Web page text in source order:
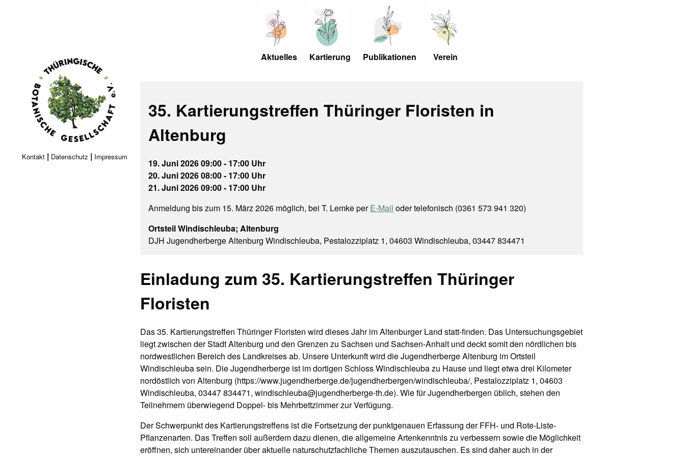
Kontakt| Datenschutz | Impressum
Aktuelles Kartierung Publikationen Verein
35. Kartierungstreffen Thüringer Floristen in
Altenburg
19. Juni 2026 09:00 - 17:00 Uhr
20. Juni 2026 08:00 - 17:00 Uhr
21. Juni 2026 09:00 - 17:00 Uhr
Anmeldung bis zum 15. März 2026 möglich, bei T. Lemke perE-Mail oder telefonisch (0361 573 941 320)
Ortsteil Windischleuba; Altenburg
DJH Jugendherberge Altenburg Windischleuba, Pestalozziplatz 1, 04603 Windischleuba, 03447 834471
Einladung zum 35. Kartierungstreffen Thüringer
Floristen
Das 35. Kartierungstreffen Thüringer Floristen wird dieses Jahr im Altenburger Land statt-finden. Das Untersuchungsgebiet
liegt zwischen der Stadt Altenburg und den Grenzen zu Sachsen und Sachsen-Anhalt und deckt somit den nördlichen bis
nordwestlichen Bereich des Landkreises ab. Unsere Unterkunft wird die Jugendherberge Altenburg im Ortsteil
Windischleuba sein. Die Jugendherberge ist im dortigen Schloss Windischleuba zu Hause und liegt etwa drei Kilometer
nordöstlich von Altenburg (https://www.jugendherberge.de/jugendherbergen/windischleuba/, Pestalozziplatz 1, 04603
Windischleuba, 03447 834471, windischleuba@jugendherberge-th.de). Wie für Jugendherbergen üblich, stehen den
Teilnehmern überwiegend Doppel- bis Mehrbettzimmer zur Verfügung.
Der Schwerpunkt des Kartierungstreffens ist die Fortsetzung der punktgenauen Erfassung der FFH- und Rote-Liste-
Pflanzenarten. Das Treffen soll außerdem dazu dienen, die allgemeine Artenkenntnis zu verbessern sowie die Möglichkeit
eröffnen, sich untereinander über aktuelle naturschutzfachliche Themen auszutauschen. Es sind daher auch in der